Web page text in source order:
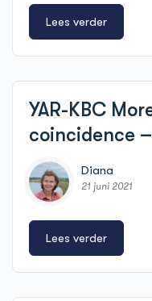
Lees verder
YAR-KBC
coincidence
Diana
21 juni 2021
Lees verder